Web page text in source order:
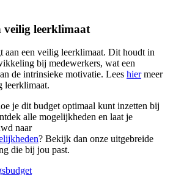
veilig leerklimaat
aan een veilig leerklimaat. Dit houdt in
bij medewerkers, wat een
de intrinsieke motivatie. Lees hiermeer
leerklimaat.
je dit budget optimaal kunt inzetten bij
alle mogelijkheden en laat je
naar
? Bekijk dan onze uitgebreide
die bij jou past.